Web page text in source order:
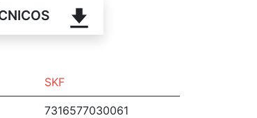
SKF
7316577030061